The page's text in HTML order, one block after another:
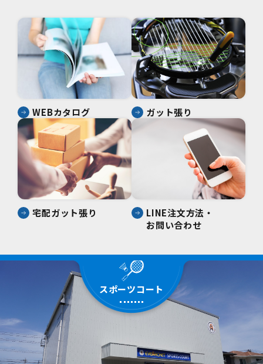
WEBカタログ ガット張り
宅配ガット張り
LINE注文方法・
お問い合わせ
スポーツコート